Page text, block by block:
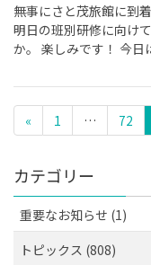
無事にさと茂旅館に到
明日の班別研修に向け
か。 楽しみです！ 今日
« 1 … 72
カテゴリー
重要なお知らせ (1)
トピックス (808)